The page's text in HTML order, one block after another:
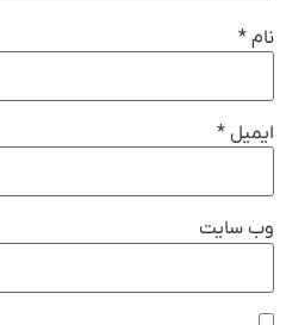
نام *
ایمیل *
وب‌ سایت